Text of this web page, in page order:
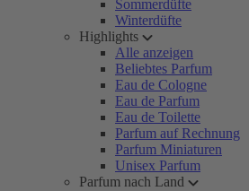
Sommerdüfte
Winterdüfte
Highlights
Alle anzeigen
Beliebtes Parfum
Eau de Cologne
Eau de Parfum
Eau de Toilette
Parfum auf Rechnung
Parfum Miniaturen
Unisex Parfum
Parfum nach Land